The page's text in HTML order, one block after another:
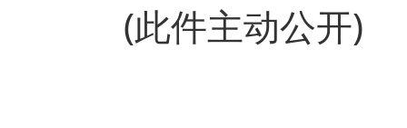
(此件主动公开)